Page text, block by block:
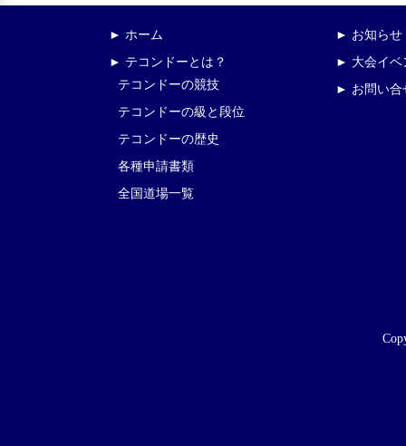
► ホーム
► テコンドーとは？
テコンドーの競技
テコンドーの級と段位
テコンドーの歴史
各種申請書類
全国道場一覧
► お知らせ
► 大会イベ
► お問い合